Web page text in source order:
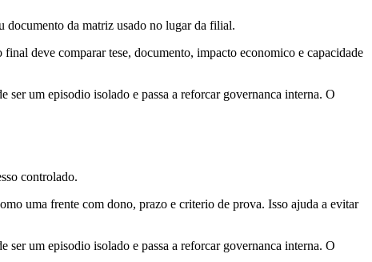
documento da matriz usado no lugar da filial.
deve comparar tese, documento, impacto economico e capacidade
um episodio isolado e passa a reforcar governanca interna. O
controlado.
uma frente com dono, prazo e criterio de prova. Isso ajuda a evitar
um episodio isolado e passa a reforcar governanca interna. O